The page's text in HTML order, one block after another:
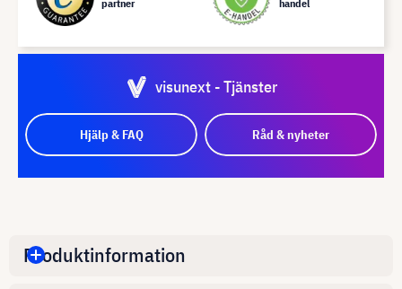
partner
handel
visunext - Tjänster
Hjälp & FAQ Råd & nyheter
Produktinformation